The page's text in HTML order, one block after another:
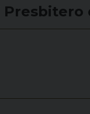
Presbitero